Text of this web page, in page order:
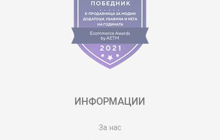
ИНФОРМАЦИИ
За нас